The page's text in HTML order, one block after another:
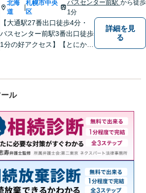
北海
道
札幌市中央
区
バスセンター前駅 から徒歩
1分
【大通駅27番出口徒歩4分・
バスセンター前駅3番出口徒歩
1分の好アクセス】【とにかく
決することもよくあります】
者にとってベストな解決方法
を一緒に考えていきます。
詳細を見
る
ル